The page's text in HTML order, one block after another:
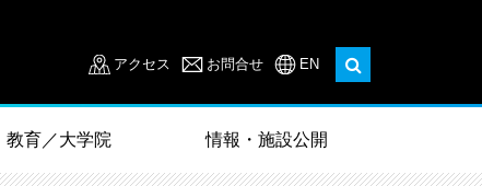
アクセス お問合せ EN
教育／大学院 情報・施設公開